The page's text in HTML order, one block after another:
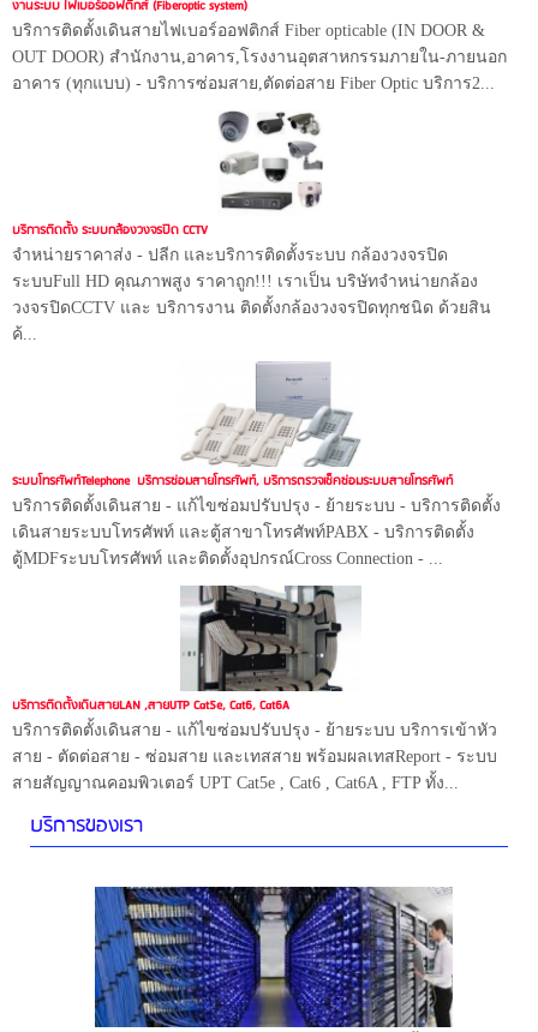
งานระบบ ไฟเบอร์ออฟติกส์ (Fiberoptic system)
บริการติดตั้งเดินสายไฟเบอร์ออฟติกส์ Fiber opticable (IN DOOR &
OUT DOOR) สำนักงาน,อาคาร,โรงงานอุตสาหกรรมภายใน-ภายนอก
อาคาร (ทุกแบบ) - บริการซ่อมสาย,ตัดต่อสาย Fiber Optic บริการ2...
บริการติดตั้ง ระบบกล้องวงจรปิด CCTV
จำหน่ายราคาส่ง - ปลีก และบริการติดตั้งระบบ กล้องวงจรปิด
ระบบFull HD คุณภาพสูง ราคาถูก!!! เราเป็น บริษัทจำหน่ายกล้อง
วงจรปิดCCTV และ บริการงาน ติดตั้งกล้องวงจรปิดทุกชนิด ด้วยสิน
ค้...
ระบบโทรศัพท์Telephone บริการซ่อมสายโทรศัพท์, บริการตรวจเช็คซ่อมระบบสายโทรศัพท์
บริการติดตั้งเดินสาย - แก้ไขซ่อมปรับปรุง - ย้ายระบบ - บริการติดตั้ง
เดินสายระบบโทรศัพท์ และตู้สาขาโทรศัพท์PABX - บริการติดตั้ง
ตู้MDFระบบโทรศัพท์ และติดตั้งอุปกรณ์Cross Connection - ...
บริการติดตั้งเดินสายLAN ,สายUTP Cat5e, Cat6, Cat6A
บริการติดตั้งเดินสาย - แก้ไขซ่อมปรับปรุง - ย้ายระบบ บริการเข้าหัว
สาย - ตัดต่อสาย - ซ่อมสาย และเทสสาย พร้อมผลเทสReport - ระบบ
สายสัญญาณคอมพิวเตอร์ UPT Cat5e , Cat6 , Cat6A , FTP ทั้ง...
บริการของเรา